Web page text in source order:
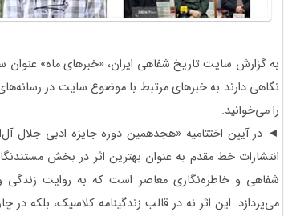
به گزارش سایت تاریخ شفاهی ایران، «خبرهای ماه»
را می‌خوانید.
◄ در آیین اختتامیه «هجدهمین دوره جایزه ادبی جلال
انتشارات خط مقدم به عنوان بهترین اثر در بخش
شفاهی و خاطره‌نگاری معاصر است که به روایت زندگی
می‌پردازد. این اثر نه در قالب زندگینامه کلاسیک، بلکه